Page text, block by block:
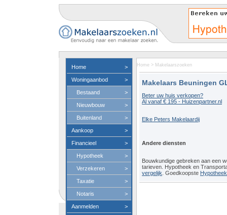
Home >
Woningaanbod >
Bestaand >
Nieuwbouw >
Buitenland >
Aankoop >
Financieel >
Hypotheek >
Verzekeren >
Taxatie >
Notaris >
Aanmelden >
Home > Makelaarszoeken
Makelaars Beuningen
Beter uw huis verkopen?
Al vanaf € 195 - Huizenpartner.nl
Elke Peters Makelaardij
Andere diensten
Bouwkundige gebreken aan een
tarieven. Hypotheek en
vergelijk . Goedkoopste